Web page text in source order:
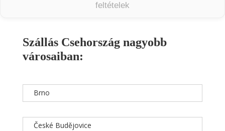
feltételek
Szállás Csehország nagyobb
városaiban:
Brno
České Budějovice